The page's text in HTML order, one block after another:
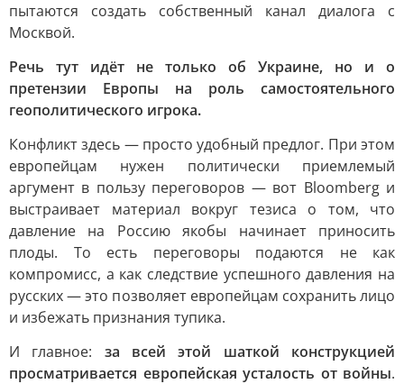
пытаются создать собственный канал диалога с
Москвой.
Речь тут идёт не только об Украине, но и о
претензии Европы на роль самостоятельного
геополитического игрока.
Конфликт здесь — просто удобный предлог. При этом
европейцам нужен политически приемлемый
аргумент в пользу переговоров — вот Bloomberg и
выстраивает материал вокруг тезиса о том, что
давление на Россию якобы начинает приносить
плоды. То есть переговоры подаются не как
компромисс, а как следствие успешного давления на
русских — это позволяет европейцам сохранить лицо
и избежать признания тупика.
И главное: за всей этой шаткой конструкцией
просматривается европейская усталость от войны.